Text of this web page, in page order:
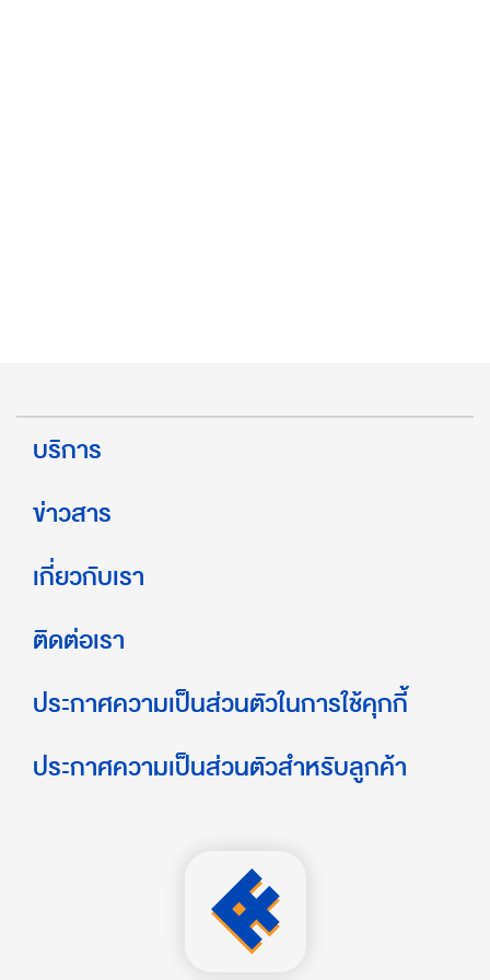
บริการ
ข่าวสาร
เกี่ยวกับเรา
ติดต่อเรา
ประกาศความเป็นส่วนตัวในการใช้คุกกี้
ประกาศความเป็นส่วนตัวสำหรับลูกค้า